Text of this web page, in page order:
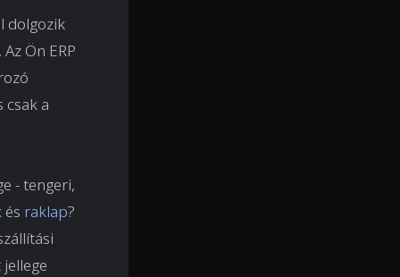
dolgozik
Ön ERP
csak a
- tengeri,
és raklap?